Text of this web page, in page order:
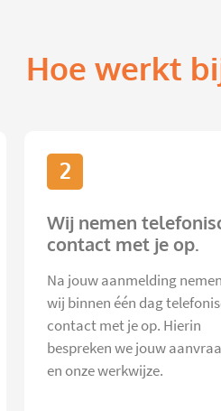
Hoe werkt
2
Wij nemen
contact met je op.
Na jouw aanmelding nemen
wij binnen één dag
contact met je op. Hierin
bespreken we jouw
en onze werkwijze.